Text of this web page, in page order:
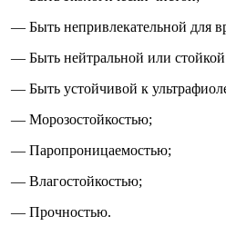
— Быть непривлекательной для
— Быть нейтральной или стойкой
— Быть устойчивой к
— Морозостойкостью;
— Паропроницаемостью;
— Влагостойкостью;
— Прочностью.